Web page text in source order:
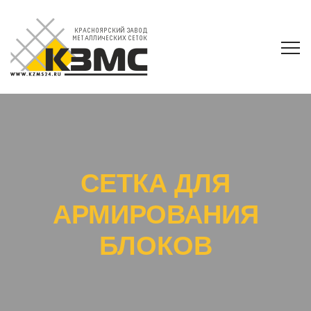
СЕТКА ДЛЯ
АРМИРОВАНИЯ
БЛОКОВ